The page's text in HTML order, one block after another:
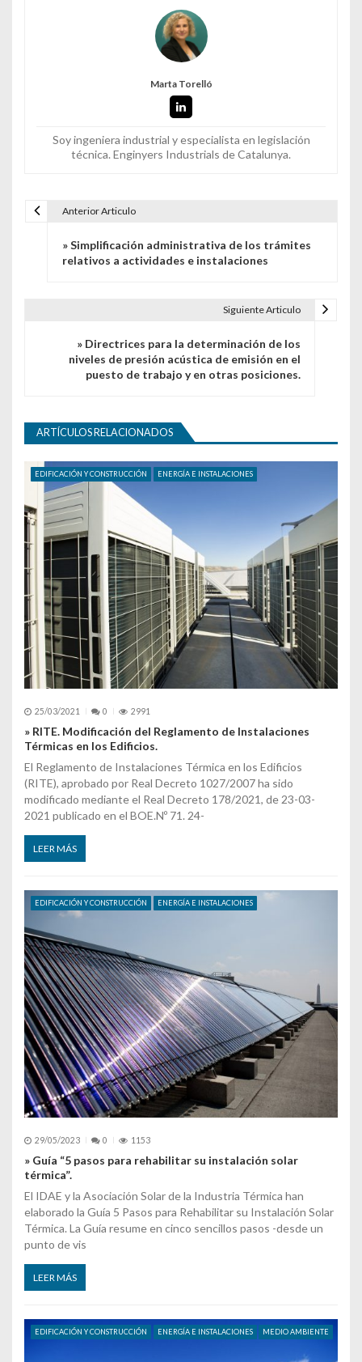
Marta Torelló
Soy ingeniera industrial y especialista en legislación
técnica. Enginyers Industrials de Catalunya.
Navegación de entradas
Anterior Articulo
» Simplificación administrativa de los trámites
relativos a actividades e instalaciones
Siguiente Articulo
» Directrices para la determinación de los
niveles de presión acústica de emisión en el
puesto de trabajo y en otras posiciones.
ARTÍCULOS RELACIONADOS
EDIFICACIÓN Y CONSTRUCCIÓN ENERGÍA E INSTALACIONES
25/03/2021 0 2991
» RITE. Modificación del Reglamento de Instalaciones
Térmicas en los Edificios.
El Reglamento de Instalaciones Térmica en los Edificios
(RITE), aprobado por Real Decreto 1027/2007 ha sido
modificado mediante el Real Decreto 178/2021, de 23-03-
2021 publicado en el BOE.Nº 71. 24-
LEER MÁS
EDIFICACIÓN Y CONSTRUCCIÓN ENERGÍA E INSTALACIONES
29/05/2023 0 1153
» Guía “5 pasos para rehabilitar su instalación solar
térmica”.
El IDAE y la Asociación Solar de la Industria Térmica han
elaborado la Guía 5 Pasos para Rehabilitar su Instalación Solar
Térmica. La Guía resume en cinco sencillos pasos -desde un
punto de vis
LEER MÁS
EDIFICACIÓN Y CONSTRUCCIÓN ENERGÍA E INSTALACIONES MEDIO AMBIENTE